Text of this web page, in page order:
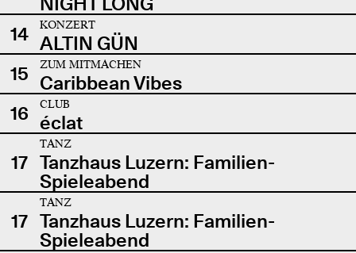
14
KONZERT
ALTIN GÜN
15
ZUM MITMACHEN
Caribbean Vibes
16
CLUB
éclat
17
TANZ
Tanzhaus Luzern: Familien-
Spieleabend
17
TANZ
Tanzhaus Luzern: Familien-
Spieleabend